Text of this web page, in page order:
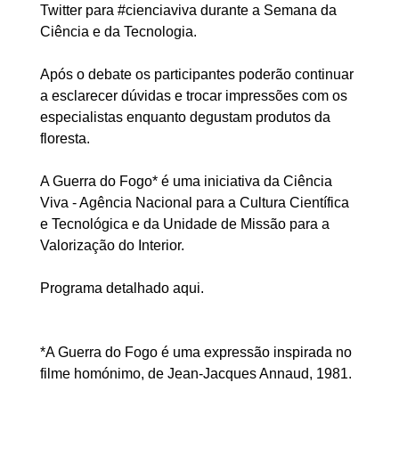
Twitter para #cienciaviva durante a Semana da
Ciência e da Tecnologia.
Após o debate os participantes poderão continuar
a esclarecer dúvidas e trocar impressões com os
especialistas enquanto degustam produtos da
floresta.
A Guerra do Fogo* é uma iniciativa da Ciência
Viva - Agência Nacional para a Cultura Científica
e Tecnológica e da Unidade de Missão para a
Valorização do Interior.
Programa detalhado aqui.
*A Guerra do Fogo é uma expressão inspirada no
filme homónimo, de Jean-Jacques Annaud, 1981.